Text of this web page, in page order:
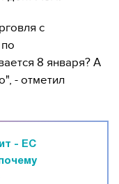
с
8 января? А
- отметил
- ЕС